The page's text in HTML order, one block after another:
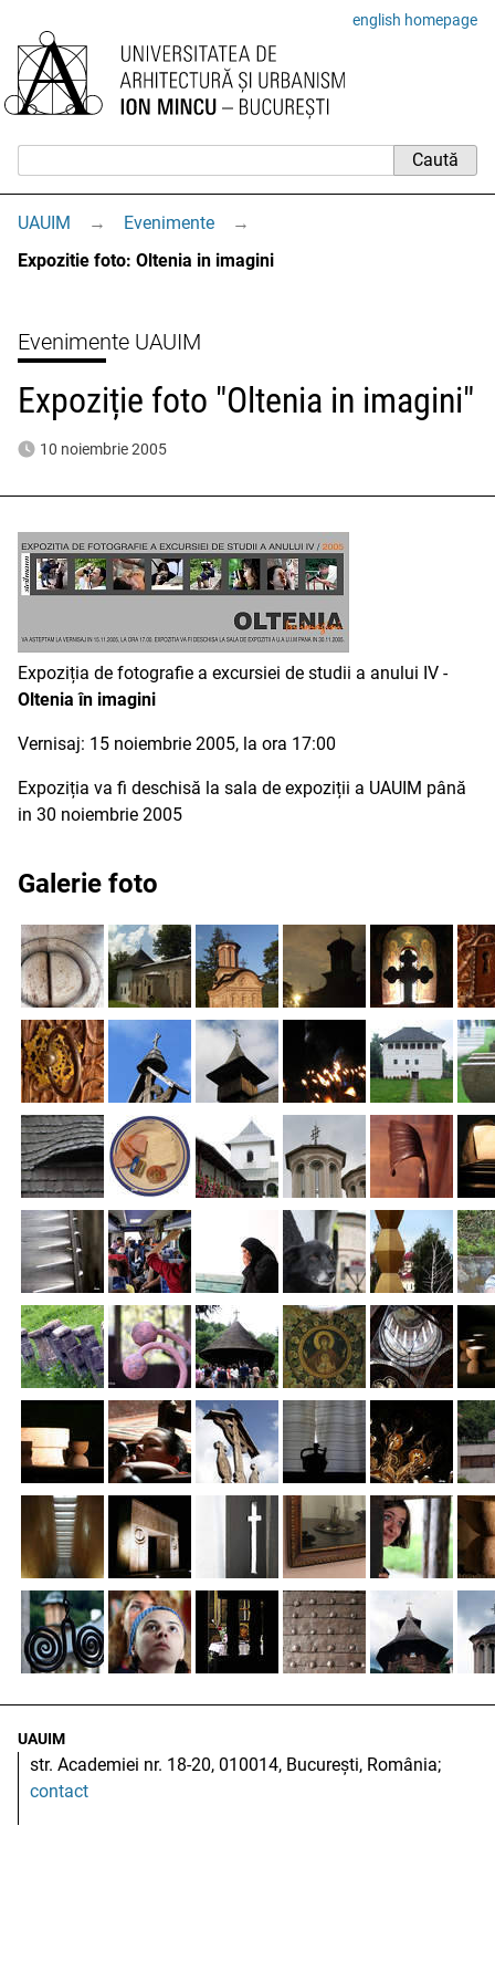
english homepage
UAUIM → Evenimente
→
Expozitie foto: Oltenia in imagini
Evenimente UAUIM
Expoziție foto "Oltenia in imagini"
10 noiembrie 2005
Expoziția de fotografie a excursiei de studii a anului IV -
Oltenia în imagini
Vernisaj: 15 noiembrie 2005, la ora 17:00
Expoziția va fi deschisă la sala de expoziții a UAUIM până
in 30 noiembrie 2005
Galerie foto
UAUIM
str. Academiei nr. 18-20, 010014, București, România;
contact